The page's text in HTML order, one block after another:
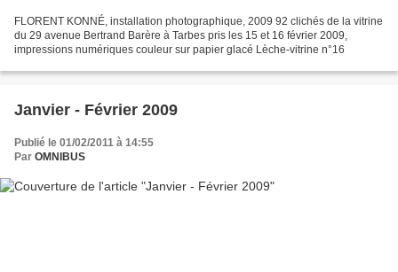
FLORENT KONNÉ, installation photographique, 2009 92 clichés de la vitrine
du 29 avenue Bertrand Barère à Tarbes pris les 15 et 16 février 2009,
impressions numériques couleur sur papier glacé Lèche-vitrine n°16
Janvier - Février 2009
Publié le 01/02/2011 à 14:55
Par OMNIBUS